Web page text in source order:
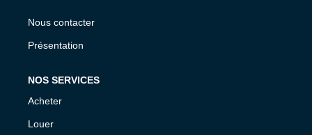
Nous contacter
Présentation
NOS SERVICES
Acheter
Louer